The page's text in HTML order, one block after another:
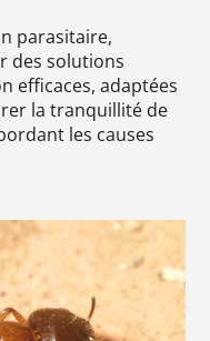
parasitaire,
des solutions
efficaces, adaptées
la tranquillité de
les causes